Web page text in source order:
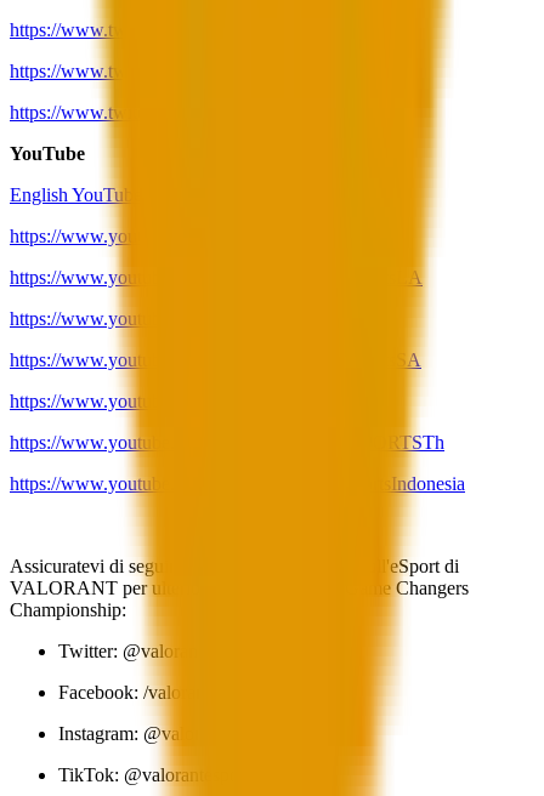
https://www.twitch.tv/valorant_la
https://www.twitch.tv/valorant_th
https://www.twitch.tv/valorant_id
YouTube
English YouTube
https://www.youtube.com/@valorantesportsbr
https://www.youtube.com/@VALORANTEsportsLA
https://www.youtube.com/@VCTkr
https://www.youtube.com/@VALORANTEsportsSA
https://www.youtube.com/@NODWINgaming
https://www.youtube.com/@VALORANTESPORTSTh
https://www.youtube.com/c/VALORANTEsportsIndonesia
Assicuratevi di seguire i canali social ufficiali sull'eSport di
VALORANT per ulteriori informazioni sul Game Changers
Championship:
Twitter: @valorantesports
Facebook: /valorantesports
Instagram: @valorantesports
TikTok: @valorantesports